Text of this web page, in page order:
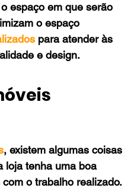
espaço em que serão
o espaço
para atender às
e design.
, existem algumas coisas
loja tenha uma boa
o trabalho realizado.